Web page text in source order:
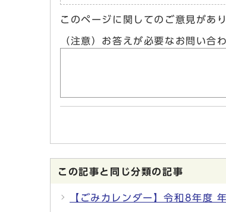
このページに関してのご意見があ
（注意）お答えが必要なお問い合
この記事と同じ分類の記事
【ごみカレンダー】令和8年度